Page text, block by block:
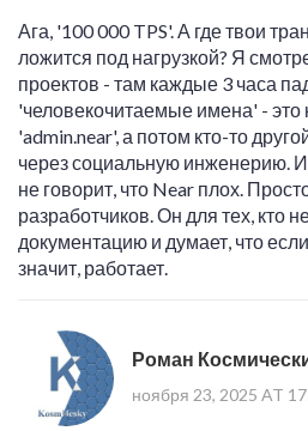
Ага, '100 000 TPS'. А где твои
ложится под нагрузкой? Я
проектов - там каждые 3 часа
'человекочитаемые имена' - это
'admin.near', а потом кто-то
через социальную инженерию. И
не говорит, что Near плох.
разработчиков. Он для тех, кто
документацию и думает, что
значит, работает.
Роман
ноября 23, 2025 AT